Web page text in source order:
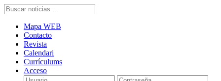
Mapa WEB
Contacto
Revista
Calendari
Currículums
Acceso